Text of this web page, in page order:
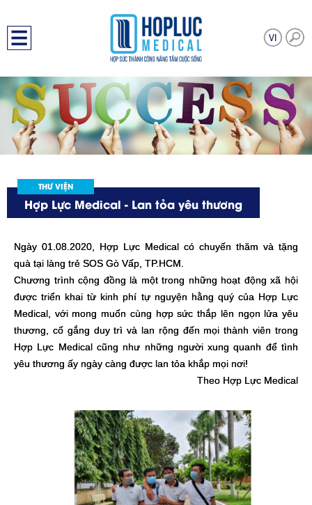
THƯ VIỆN
Hợp Lực Medical - Lan tỏa yêu thương
Ngày 01.08.2020, Hợp Lực Medical có chuyến thăm và tặng
quà tại làng trẻ SOS Gò Vấp, TP.HCM.
Chương trình cộng đồng là một trong những hoạt động xã hội
được triển khai từ kinh phí tự nguyện hằng quý của Hợp Lực
Medical, với mong muốn cùng hợp sức thắp lên ngọn lửa yêu
thương, cố gắng duy trì và lan rộng đến mọi thành viên trong
Hợp Lực Medical cũng như những người xung quanh để tình
yêu thương ấy ngày càng được lan tỏa khắp mọi nơi!
Theo Hợp Lực Medical